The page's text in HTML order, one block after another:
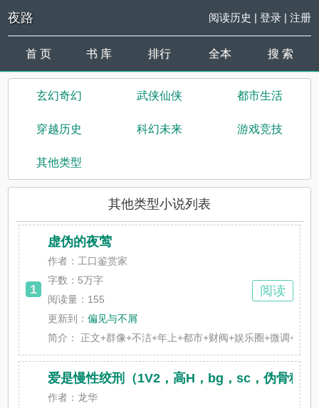
夜路 阅读历史 | 登录| 注册
首 页 书 库 排行 全本 搜 索
玄幻奇幻 武侠仙侠 都市生活
穿越历史 科幻未来 游戏竞技
其他类型
其他类型小说列表
1
虚伪的夜莺
作者：工口鉴赏家
字数： 5万字
阅读量：155
更新到：偏见与不屑
简介：
正文+群像+不洁+年上+都市+财阀+娱乐圈+微调+暗
阅读
爱是慢性绞刑（1V2，高H，bg，sc，伪骨科）
作者：龙华